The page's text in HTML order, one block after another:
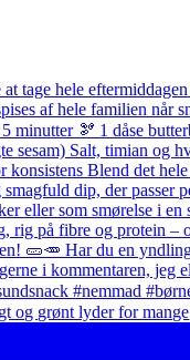
og grønt lyder for mange